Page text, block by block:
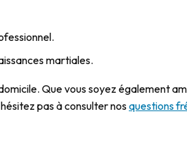
martiales.
Que vous soyez également
pas à consulter nosquestions